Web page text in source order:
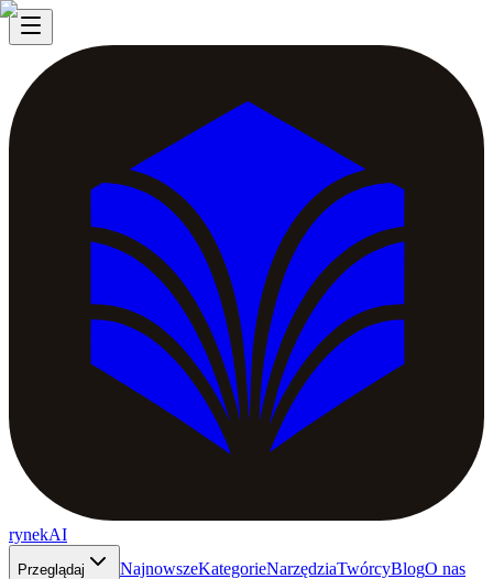
rynekAI
Przeglądaj NajnowszeKategorieNarzędziaTwórcyBlogO nas